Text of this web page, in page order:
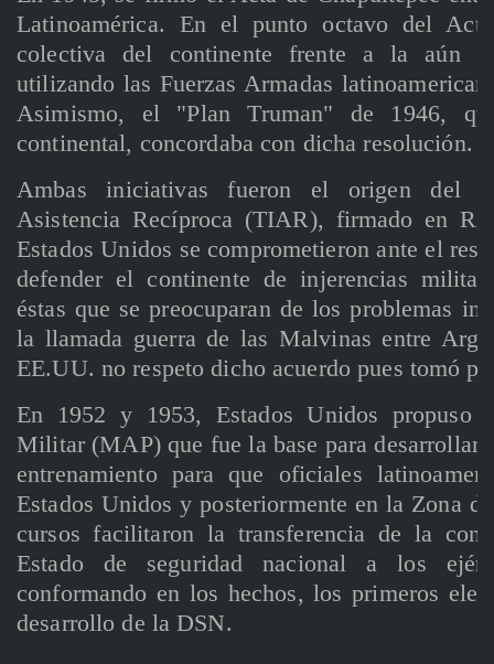
Latinoamérica. En el punto octavo del
colectiva del continente frente a la aún
utilizando las Fuerzas Armadas
Asimismo, el "Plan Truman" de 1946,
continental, concordaba con dicha resolución.
Ambas iniciativas fueron el origen del
Asistencia Recíproca (TIAR), firmado en
Estados Unidos se comprometieron ante el
defender el continente de injerencias
éstas que se preocuparan de los problemas
la llamada guerra de las Malvinas entre
EE.UU. no respeto dicho acuerdo pues tomó
En 1952 y 1953, Estados Unidos propuso
Militar (MAP) que fue la base para desarrollar
entrenamiento para que oficiales
Estados Unidos y posteriormente en la Zona
cursos facilitaron la transferencia de la
Estado de seguridad nacional a los
conformando en los hechos, los primeros
desarrollo de la DSN.